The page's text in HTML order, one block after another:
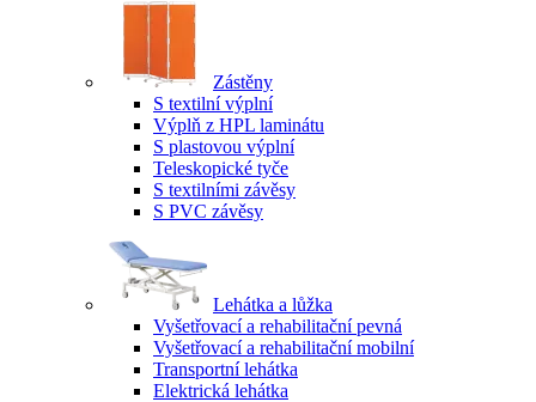
Zástěny
S textilní výplní
Výplň z HPL laminátu
S plastovou výplní
Teleskopické tyče
S textilními závěsy
S PVC závěsy
Lehátka a lůžka
Vyšetřovací a rehabilitační pevná
Vyšetřovací a rehabilitační mobilní
Transportní lehátka
Elektrická lehátka